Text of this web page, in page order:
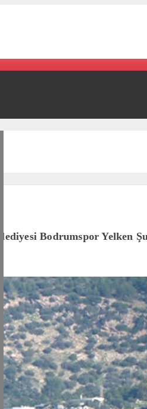
Bodrumspor Yelken